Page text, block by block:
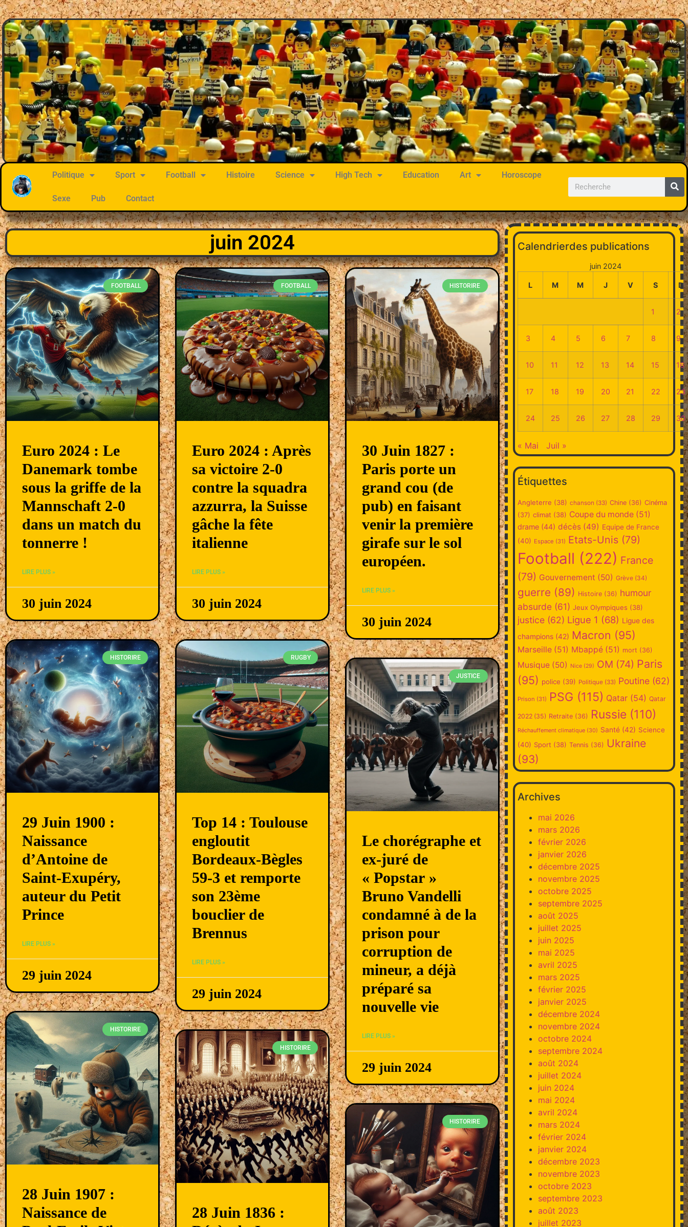
Politique Sport Football Histoire Science High Tech Education Art Horoscope
Sexe Pub Contact
juin 2024
FOOTBALL
Euro 2024 : Le
Danemark tombe
sous la griffe de la
Mannschaft 2-0
dans un match du
tonnerre !
LIRE PLUS »
30 juin 2024
FOOTBALL
Euro 2024 : Après
sa victoire 2-0
contre la squadra
azzurra, la Suisse
gâche la fête
italienne
LIRE PLUS »
30 juin 2024
HISTORIRE
30 Juin 1827 :
Paris porte un
grand cou (de
pub) en faisant
venir la première
girafe sur le sol
européen.
LIRE PLUS »
30 juin 2024
HISTORIRE
29 Juin 1900 :
Naissance
d’Antoine de
Saint-Exupéry,
auteur du Petit
Prince
LIRE PLUS »
29 juin 2024
RUGBY
Top 14 : Toulouse
engloutit
Bordeaux-Bègles
59-3 et remporte
son 23ème
bouclier de
Brennus
LIRE PLUS »
29 juin 2024
JUSTICE
Le chorégraphe et
ex-juré de
« Popstar »
Bruno Vandelli
condamné à de la
prison pour
corruption de
mineur, a déjà
préparé sa
nouvelle vie
LIRE PLUS »
29 juin 2024
HISTORIRE
28 Juin 1907 :
Naissance de
HISTORIRE
28 Juin 1836 :
HISTORIRE
Calendrierdes publications
juin 2024
L M M J V S D
1 2
3 4 5 6 7 8 9
10 11 12 13 14 15 16
17 18 19 20 21 22 23
24 25 26 27 28 29 30
« Mai Juil »
Étiquettes
Angleterre (38) chanson (33) Chine(36) Cinéma
(37) climat (38) Coupe du monde(51)
drame(44) décès(49) Equipe de France
(40) Espace (31) Etats-Unis(79)
Football (222) France
(79) Gouvernement (50) Grève(34)
guerre (89) Histoire(36) humour
absurde (61) Jeux Olympiques (38)
justice(62) Ligue 1 (68) Ligue des
champions(42) Macron (95)
Marseille(51) Mbappé(51) mort (36)
Musique(50) Nice(29) OM (74) Paris
(95) police (39) Politique(33) Poutine(62)
Prison (31) PSG (115) Qatar(54) Qatar
2022(35) Retraite(36) Russie (110)
Réchauffement climatique(30) Santé(42) Science
(40) Sport (38) Tennis (36) Ukraine
(93)
Archives
mai 2026
mars 2026
février 2026
janvier 2026
décembre 2025
novembre 2025
octobre 2025
septembre 2025
août 2025
juillet 2025
juin 2025
mai 2025
avril 2025
mars 2025
février 2025
janvier 2025
décembre 2024
novembre 2024
octobre 2024
septembre 2024
août 2024
juillet 2024
juin 2024
mai 2024
avril 2024
mars 2024
février 2024
janvier 2024
décembre 2023
novembre 2023
octobre 2023
septembre 2023
août 2023
juillet 2023